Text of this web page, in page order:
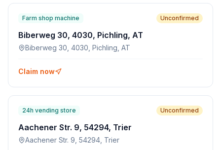
Farm shop machine Unconfirmed
Biberweg 30, 4030, Pichling, AT
Biberweg 30, 4030, Pichling, AT
Claim now
24h vending store Unconfirmed
Aachener Str. 9, 54294, Trier
Aachener Str. 9, 54294, Trier